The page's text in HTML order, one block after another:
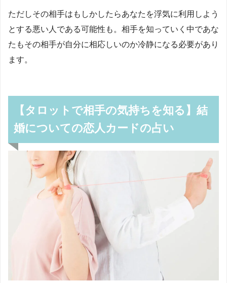
ただしその相手はもしかしたらあなたを浮気に利用しよう
とする悪い人である可能性も。相手を知っていく中であな
たもその相手が自分に相応しいのか冷静になる必要があり
ます。
【タロットで相手の気持ちを知る】結
婚についての恋人カードの占い